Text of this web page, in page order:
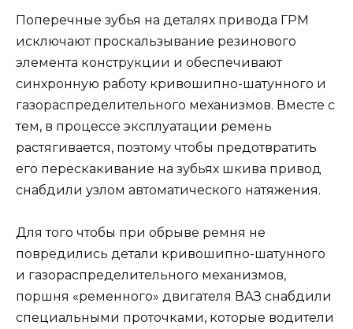
Поперечные зубья на деталях привода ГРМ
исключают проскальзывание резинового
элемента конструкции и обеспечивают
синхронную работу кривошипно-шатунного и
газораспределительного механизмов. Вместе с
тем, в процессе эксплуатации ремень
растягивается, поэтому чтобы предотвратить
его перескакивание на зубьях шкива привод
снабдили узлом автоматического натяжения.
Для того чтобы при обрыве ремня не
повредились детали кривошипно-шатунного
и газораспределительного механизмов,
поршня «ременного» двигателя ВАЗ снабдили
специальными проточками, которые водители